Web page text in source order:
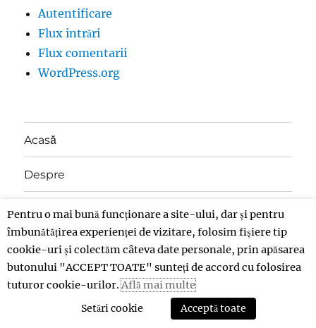
Autentificare
Flux intrări
Flux comentarii
WordPress.org
Acasă
Despre
Contact
Donații
Insolent Politică de confidențialitate
mândrie de WordPress
Pentru o mai bună funcționare a site-ului, dar și pentru
îmbunătățirea experienței de vizitare, folosim fișiere tip
cookie-uri și colectăm câteva date personale, prin apăsarea
butonului "ACCEPT TOATE" sunteți de accord cu folosirea
tuturor cookie-urilor.Află mai multe
Setări cookie
Acceptă toate